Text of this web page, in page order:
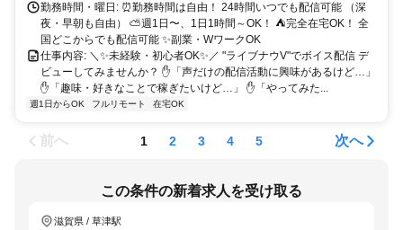
勤務時間・曜日: ⏰勤務時間は自由！ 24時間いつでも配信可能 （深
夜・早朝も自由） ⛅週1日〜、1日1時間～OK！ ⛺完全在宅OK！ 全
国どこからでも配信可能 ✨副業・WワークOK
仕事内容: ＼✨未経験・初心者OK✨／ "ライブナウV"でボイス配信 デ
ビューしてみませんか？ ✋「声だけの配信活動に興味があるけど…」
✋「趣味・好きなことで稼ぎたいけど…」 ✋「やってみた...
週1日からOK フルリモート 在宅OK
前へ 1 2 3 4 5 次へ
この条件の新着求人を受け取る
滋賀県 / 草津駅